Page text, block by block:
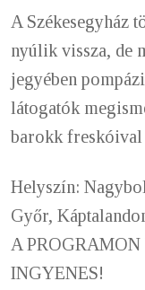
A Székesegyház
nyúlik vissza, de
jegyében
látogatók
barokk freskóival
Helyszín:
Győr,
A
INGYENES!